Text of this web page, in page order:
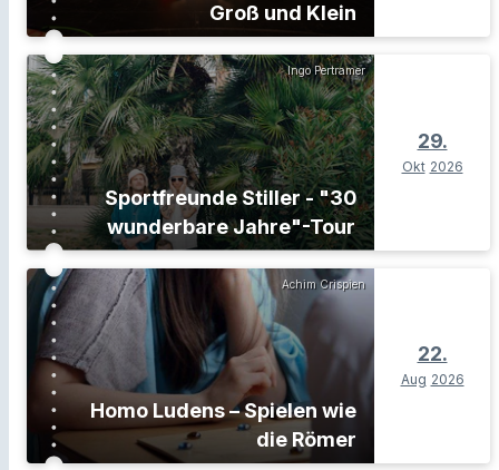
Groß und Klein
Ingo Pertramer
Sportfreunde Stiller - "30
wunderbare Jahre"-Tour
29.
Okt 2026
Achim Crispien
Homo Ludens – Spielen wie
die Römer
22.
Aug 2026